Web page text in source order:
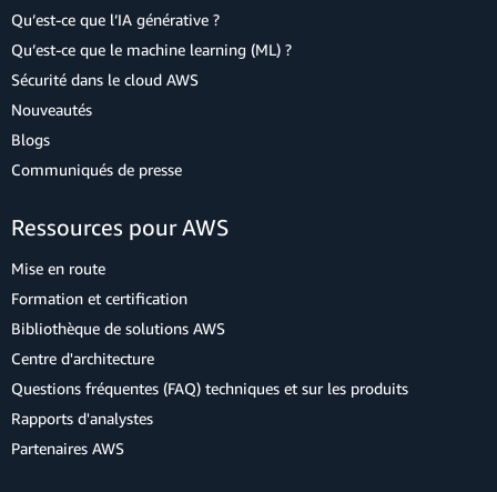
Qu’est-ce que l’IA générative ?
Qu’est-ce que le machine learning (ML) ?
Sécurité dans le cloud AWS
Nouveautés
Blogs
Communiqués de presse
Ressources pour AWS
Mise en route
Formation et certification
Bibliothèque de solutions AWS
Centre d'architecture
Questions fréquentes (FAQ) techniques et sur les produits
Rapports d'analystes
Partenaires AWS